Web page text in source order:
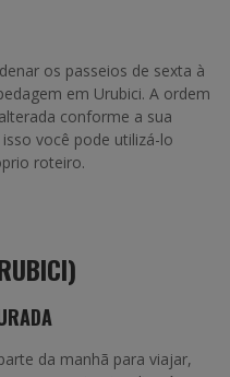
os passeios de sexta à
em Urubici. A ordem
conforme a sua
você pode utilizá-lo
roteiro.
da manhã para viajar,